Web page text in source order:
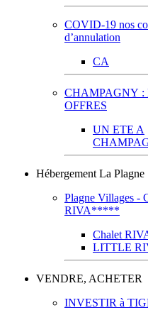
COVID-19 nos
d’annulation
CA
CHAMPAGNY :
OFFRES
UN ETE A
Hébergement La Plagne
Plagne Villages -
RIVA*****
Chalet
LITTLE
VENDRE, ACHETER
INVESTIR à